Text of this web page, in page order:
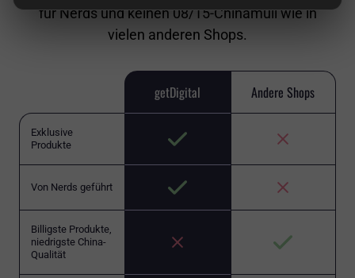
für Nerds und keinen 08/15-Chinamüll wie in
vielen anderen Shops.
getDigital Andere Shops
Exklusive
Produkte
Von Nerds geführt
Billigste Produkte,
niedrigste China-
Qualität